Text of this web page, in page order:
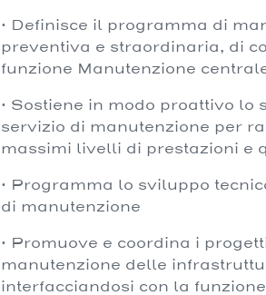
· Definisce il programma di
preventiva e straordinaria, di
funzione Manutenzione
· Sostiene in modo proattivo lo
servizio di manutenzione per
massimi livelli di prestazioni e
· Programma lo sviluppo
di manutenzione
· Promuove e coordina i
manutenzione delle
interfacciandosi con la